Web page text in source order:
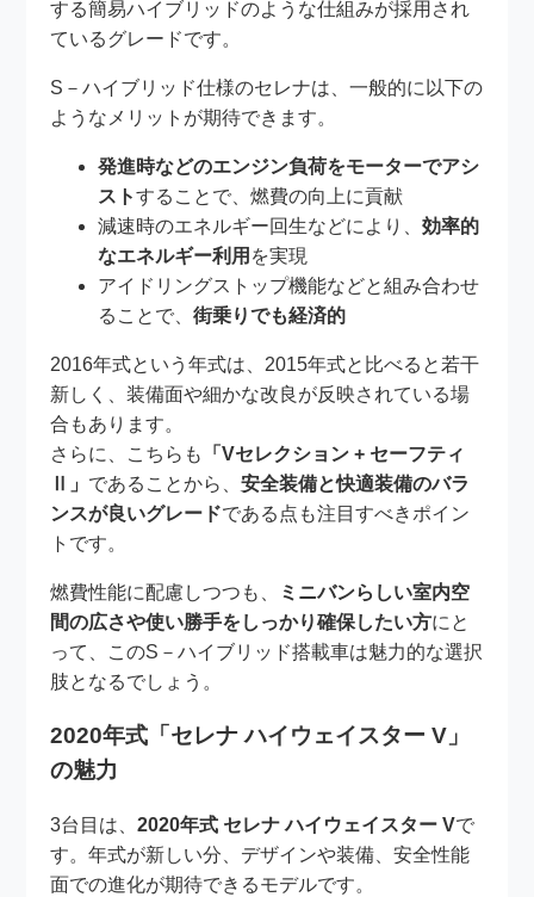
する簡易ハイブリッドのような仕組みが採用され
ているグレードです。
S－ハイブリッド仕様のセレナは、一般的に以下の
ようなメリットが期待できます。
発進時などのエンジン負荷をモーターでアシ
ストすることで、燃費の向上に貢献
減速時のエネルギー回生などにより、効率的
なエネルギー利用 を実現
アイドリングストップ機能などと組み合わせ
ることで、街乗りでも経済的
2016年式という年式は、2015年式と比べると若干
新しく、装備面や細かな改良が反映されている場
合もあります。
さらに、こちらも
「Vセレクション + セーフティ
Ⅱ」 であることから、安全装備と快適装備のバラ
ンスが良いグレードである点も注目すべきポイン
トです。
燃費性能に配慮しつつも、
ミニバンらしい室内空
間の広さや使い勝手をしっかり確保したい方にと
って、このS－ハイブリッド搭載車は魅力的な選択
肢となるでしょう。
2020年式「セレナ ハイウェイスター V」
の魅力
3台目は、2020年式 セレナ ハイウェイスター Vで
す。年式が新しい分、デザインや装備、安全性能
面での進化が期待できるモデルです。